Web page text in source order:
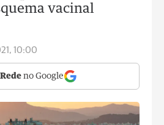
vacinal
10:00
no Google